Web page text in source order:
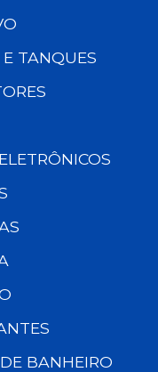
TANQUES
BANHEIRO